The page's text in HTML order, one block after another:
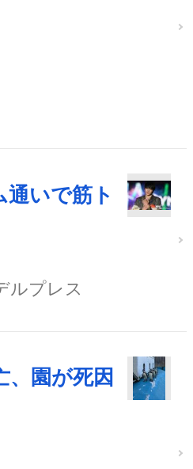
通いで筋ト
ルプレス
、園が死因